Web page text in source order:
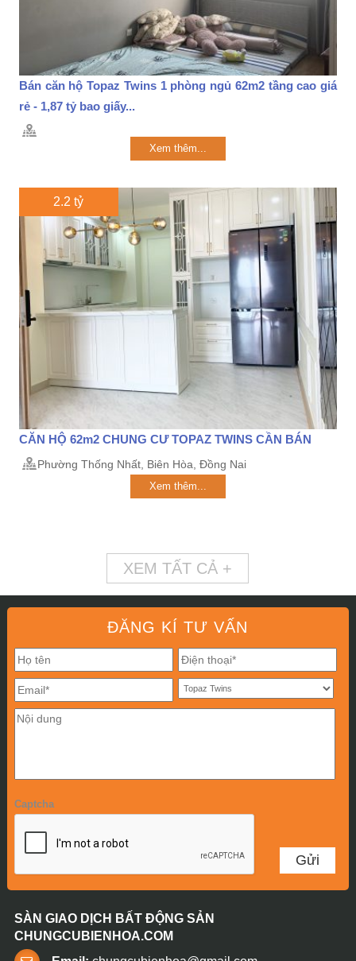
Bán căn hộ Topaz Twins 1 phòng ngủ 62m2 tầng cao giá
rẻ - 1,87 tỷ bao giấy...
Xem thêm...
2.2 tỷ
CĂN HỘ 62m2 CHUNG CƯ TOPAZ TWINS CẦN BÁN
Phường Thống Nhất, Biên Hòa, Đồng Nai
Xem thêm...
XEM TẤT CẢ +
ĐĂNG KÍ TƯ VẤN
Captcha
SÀN GIAO DỊCH BẤT ĐỘNG SẢN
CHUNGCUBIENHOA.COM